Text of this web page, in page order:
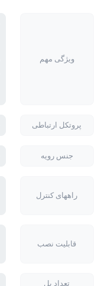
ویژگی مهم
پروتکل ارتباطی
جنس رویه
راههای کنترل
قابلیت نصب
تعداد پل